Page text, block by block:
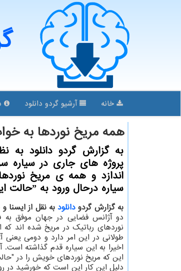
خانه آرشیو گردو دانلود
همه مریخ نوردها به
به گزارش گردو دانلود به
پروژه های جاری در سیاره
اندازد و همه ی مریخ
سیاره درحال ورود به ˮحالت ایمنˮ هستند.
به گزارش گردو دانلودبه نقل از ایسنا
دو آژانس فضایی در جهان موفق به
نوردهای رباتیک در مریخ شده اند که
اخیرا به این سیاره قدم گذاشته است.
این که مریخ نوردهای خویش را در